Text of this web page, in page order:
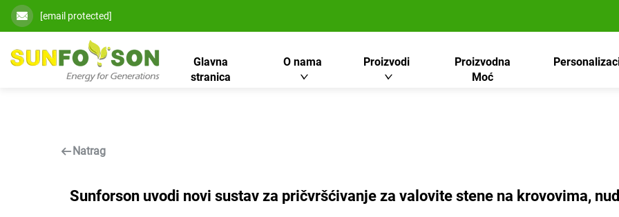
[email protected]
Glavna
stranica
O nama Proizvodi
Proizvodna
Moć
Natrag
Sunforson uvodi novi sustav za pričvršćivanje za valovite stene na krovovima,